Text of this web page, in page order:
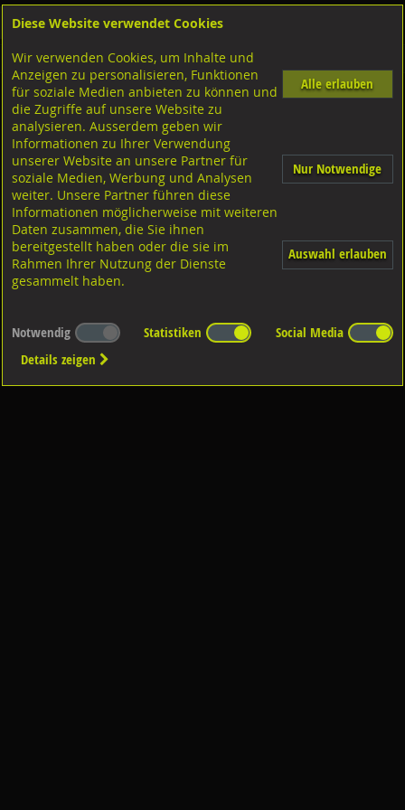
Shop Geländerzubehör
Pfosten-Klemmhalter
Diverse Ausführungen Pfosten-
Klemmhalter, rostfrei
Diese Website verwendet Cookies
Wir verwenden Cookies, um Inhalte und
Anzeigen zu personalisieren, Funktionen
für soziale Medien anbieten zu können und
die Zugriffe auf unsere Website zu
analysieren. Ausserdem geben wir
Informationen zu Ihrer Verwendung
unserer Website an unsere Partner für
soziale Medien, Werbung und Analysen
weiter. Unsere Partner führen diese
Informationen möglicherweise mit weiteren
Daten zusammen, die Sie ihnen
bereitgestellt haben oder die sie im
Rahmen Ihrer Nutzung der Dienste
gesammelt haben.
Alle erlauben
Nur Notwendige
Auswahl erlauben
Notwendig Statistiken
Social Media
Details zeigen